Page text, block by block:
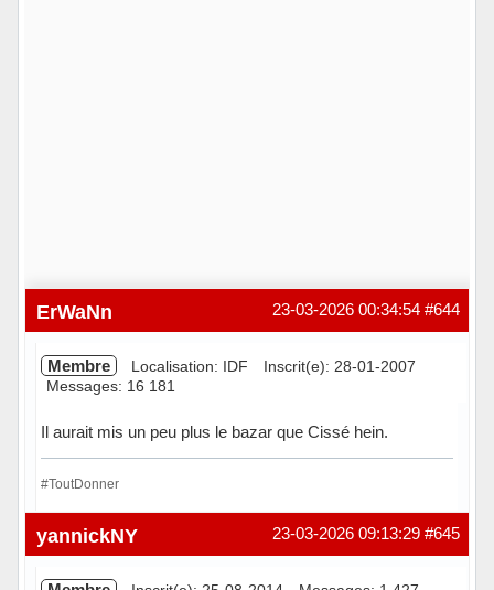
#644
23-03-2026 00:34:54
ErWaNn
Membre Localisation: IDF
Inscrit(e): 28-01-2007
Messages: 16 181
Il aurait mis un peu plus le bazar que Cissé hein.
#ToutDonner
Hors ligne #645
23-03-2026 09:13:29
yannickNY